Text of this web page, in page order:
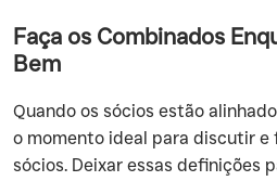
Faça os Combinados
Bem
‍Quando os sócios estão
o momento ideal para discutir e
sócios. Deixar essas definições